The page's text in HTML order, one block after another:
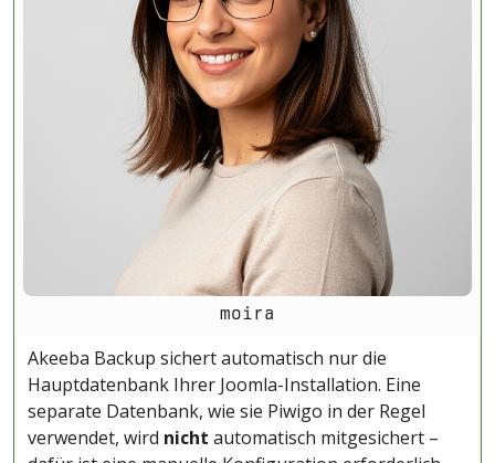
moira
Akeeba Backup sichert automatisch nur die
Hauptdatenbank Ihrer Joomla-Installation. Eine
separate Datenbank, wie sie Piwigo in der Regel
verwendet, wird nicht automatisch mitgesichert –